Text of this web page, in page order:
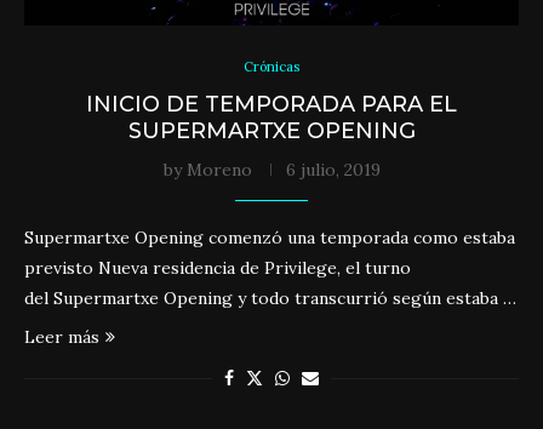
Crónicas
INICIO DE TEMPORADA PARA EL
SUPERMARTXE OPENING
by Moreno 6 julio, 2019
Supermartxe Opening comenzó una temporada como estaba
previsto Nueva residencia de Privilege, el turno
del Supermartxe Opening y todo transcurrió según estaba …
Leer más